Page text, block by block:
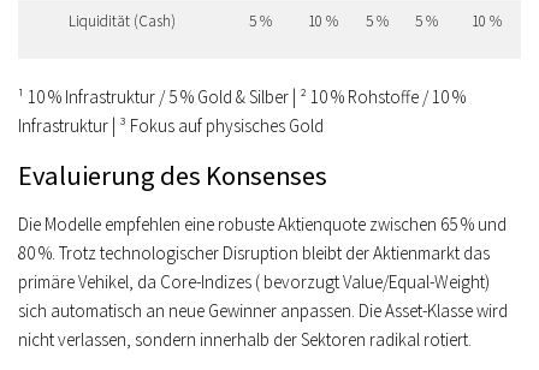
Liquidität (Cash) 5 % 10 % 5 % 5 % 10 %
¹ 10 % Infrastruktur / 5 % Gold & Silber | ² 10 % Rohstoffe / 10 %
Infrastruktur | ³ Fokus auf physisches Gold
Evaluierung des Konsenses
Die Modelle empfehlen eine robusteAktienquote zwischen 65 % und
80 %. Trotz technologischer Disruption bleibt der Aktienmarkt das
primäre Vehikel, da Core-Indizes ( bevorzugt Value/Equal-Weight)
sich automatisch an neue Gewinner anpassen. Die Asset-Klasse wird
nicht verlassen, sondern innerhalb der Sektoren radikal rotiert.